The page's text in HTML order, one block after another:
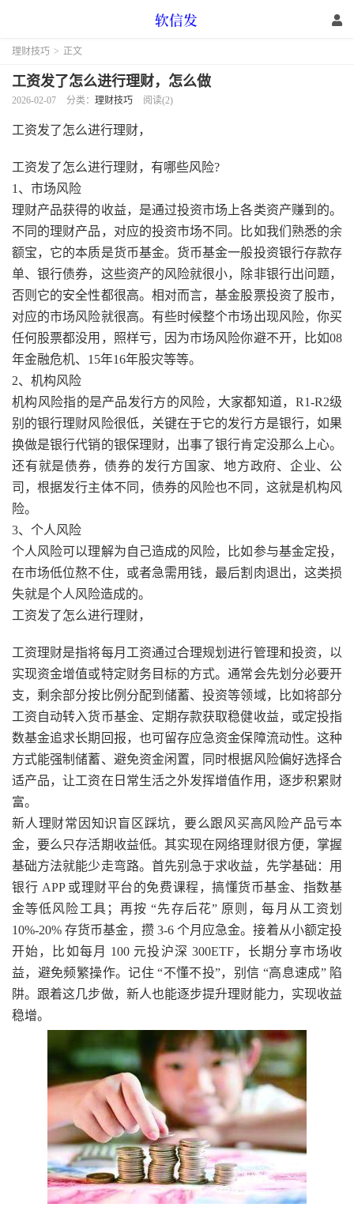
理财技巧 > 正文
工资发了怎么进行理财，怎么做
2026-02-07 分类： 理财技巧 阅读(2)
工资发了怎么进行理财，
工资发了怎么进行理财，有哪些风险?
1、市场风险
理财产品获得的收益，是通过投资市场上各类资产赚到的。
不同的理财产品，对应的投资市场不同。比如我们熟悉的余
额宝，它的本质是货币基金。货币基金一般投资银行存款存
单、银行债券，这些资产的风险就很小，除非银行出问题，
否则它的安全性都很高。相对而言，基金股票投资了股市，
对应的市场风险就很高。有些时候整个市场出现风险，你买
任何股票都没用，照样亏，因为市场风险你避不开，比如08
年金融危机、15年16年股灾等等。
2、机构风险
机构风险指的是产品发行方的风险，大家都知道，R1-R2级
别的银行理财风险很低，关键在于它的发行方是银行，如果
换做是银行代销的银保理财，出事了银行肯定没那么上心。
还有就是债券，债券的发行方国家、地方政府、企业、公
司，根据发行主体不同，债券的风险也不同，这就是机构风
险。
3、个人风险
个人风险可以理解为自己造成的风险，比如参与基金定投，
在市场低位熬不住，或者急需用钱，最后割肉退出，这类损
失就是个人风险造成的。
工资发了怎么进行理财，
工资理财是指将每月工资通过合理规划进行管理和投资，以
实现资金增值或特定财务目标的方式。通常会先划分必要开
支，剩余部分按比例分配到储蓄、投资等领域，比如将部分
工资自动转入货币基金、定期存款获取稳健收益，或定投指
数基金追求长期回报，也可留存应急资金保障流动性。这种
方式能强制储蓄、避免资金闲置，同时根据风险偏好选择合
适产品，让工资在日常生活之外发挥增值作用，逐步积累财
富。
新人理财常因知识盲区踩坑，要么跟风买高风险产品亏本
金，要么只存活期收益低。其实现在网络理财很方便，掌握
基础方法就能少走弯路。首先别急于求收益，先学基础：用
银行 APP 或理财平台的免费课程，搞懂货币基金、指数基
金等低风险工具；再按 “先存后花” 原则，每月从工资划
10%-20% 存货币基金，攒 3-6 个月应急金。接着从小额定投
开始，比如每月 100 元投沪深 300ETF，长期分享市场收
益，避免频繁操作。记住 “不懂不投”，别信 “高息速成” 陷
阱。跟着这几步做，新人也能逐步提升理财能力，实现收益
稳增。